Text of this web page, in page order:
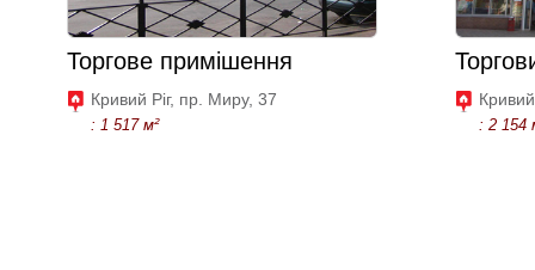
Торгове примішення
Кривий Ріг, пр. Миру, 37
: 1 517 м² : 2 154